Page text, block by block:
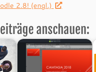
2.8! (engl.)
anschauen: